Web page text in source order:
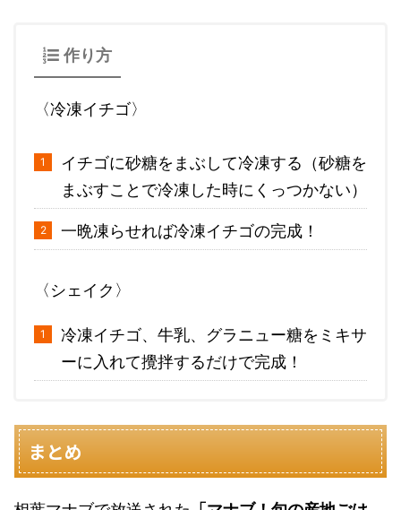
作り方
〈冷凍イチゴ〉
イチゴに砂糖をまぶして冷凍する（砂糖を
まぶすことで冷凍した時にくっつかない）
一晩凍らせれば冷凍イチゴの完成！
〈シェイク〉
冷凍イチゴ、牛乳、グラニュー糖をミキサ
ーに入れて攪拌するだけで完成！
まとめ